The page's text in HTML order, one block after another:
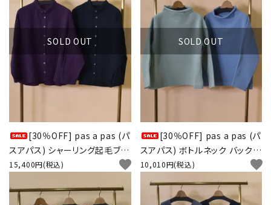
SOLD OUT
[30％OFF] pas a pas (パ
スアパス) シャーリング起毛ブラ
ウス
15,400円(税込) favorite
SOLD OUT
[30％OFF] pas a pas (パ
スアパス) ボトルネック バックチ
ビロゴプリントプルオーバー
10,010円(税込) favorite